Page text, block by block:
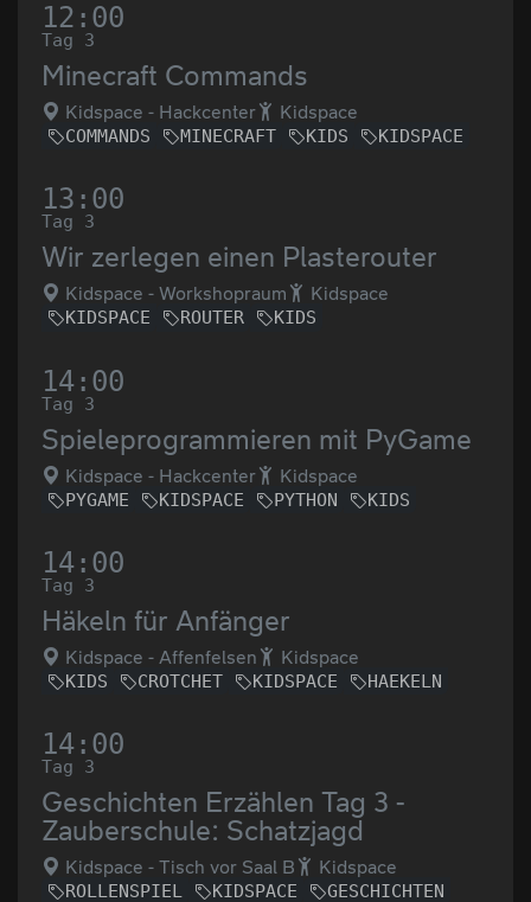
12:00
Tag 3
Minecraft Commands
Kidspace - Hackcenter Kidspace
COMMANDS MINECRAFT KIDS KIDSPACE
13:00
Tag 3
Wir zerlegen einen Plasterouter
Kidspace - Workshopraum Kidspace
KIDSPACE ROUTER KIDS
14:00
Tag 3
Spieleprogrammieren mit PyGame
Kidspace - Hackcenter Kidspace
PYGAME KIDSPACE PYTHON KIDS
14:00
Tag 3
Häkeln für Anfänger
Kidspace - Affenfelsen Kidspace
KIDS CROTCHET KIDSPACE HAEKELN
14:00
Tag 3
Geschichten Erzählen Tag 3 -
Zauberschule: Schatzjagd
Kidspace - Tisch vor Saal B Kidspace
ROLLENSPIEL KIDSPACE GESCHICHTEN